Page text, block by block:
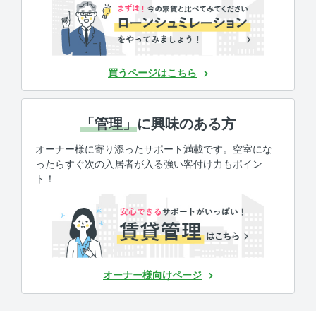
買うページはこちら
「管理」に興味のある方
オーナー様に寄り添ったサポート満載です。空室にな
ったらすぐ次の入居者が入る強い客付け力もポイン
ト！
オーナー様向けページ